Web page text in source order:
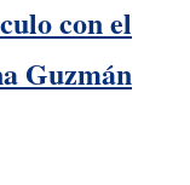
con el
Guzmán